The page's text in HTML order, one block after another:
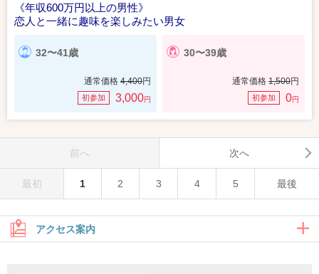
《年収600万円以上の男性》
恋人と一緒に趣味を楽しみたい男女
32〜41歳
通常価格 4,400円
初参加 3,000円
30〜39歳
通常価格 1,500円
初参加 0円
前へ 次へ
最初 1 2 3 4 5 最後
アクセス案内